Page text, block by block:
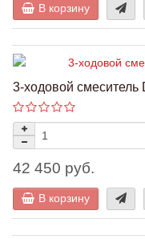
В корзину
3-ходовой
42 450 руб.
В корзину